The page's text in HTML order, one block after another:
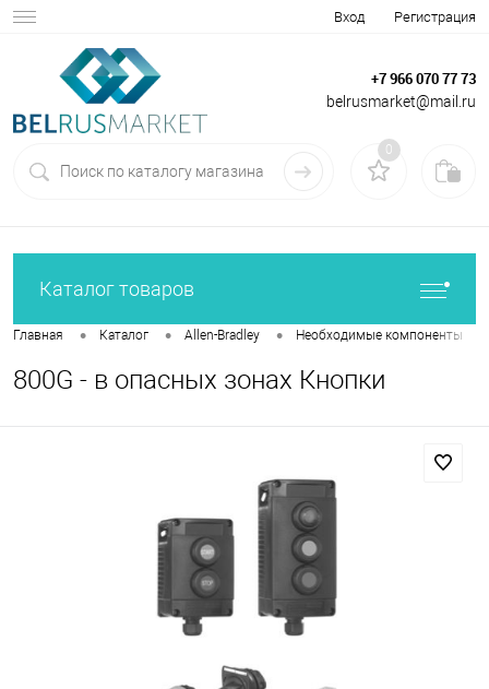
Вход Регистрация
+7 966 070 77 73
belrusmarket@mail.ru
0
Каталог товаров
Главная • Каталог • Allen-Bradley • Необходимые компоненты
800G - в опасных зонах Кнопки